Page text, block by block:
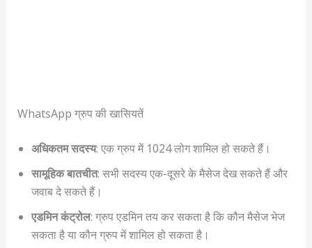
WhatsApp ग्रुप की खासियतें
अधिकतम सदस्य: एक ग्रुप में 1024 लोग शामिल हो सकते हैं।
सामूहिक बातचीत: सभी सदस्य एक-दूसरे के मैसेज देख सकते हैं और
जवाब दे सकते हैं।
एडमिन कंट्रोल: ग्रुप एडमिन तय कर सकता है कि कौन मैसेज भेज
सकता है या कौन ग्रुप में शामिल हो सकता है।